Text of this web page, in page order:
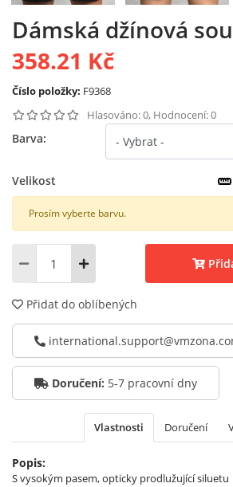
Dámská džínová
358.21 Kč
Číslo položky: F9368
Hlasováno: 0, Hodnocení: 0
Barva:
Velikost
Prosím vyberte barvu.
Přidat do oblíbených
Doručení: 5-7 pracovní dny
Vlastnosti Doručení
Popis:
S vysokým pasem, opticky prodlužující siluetu